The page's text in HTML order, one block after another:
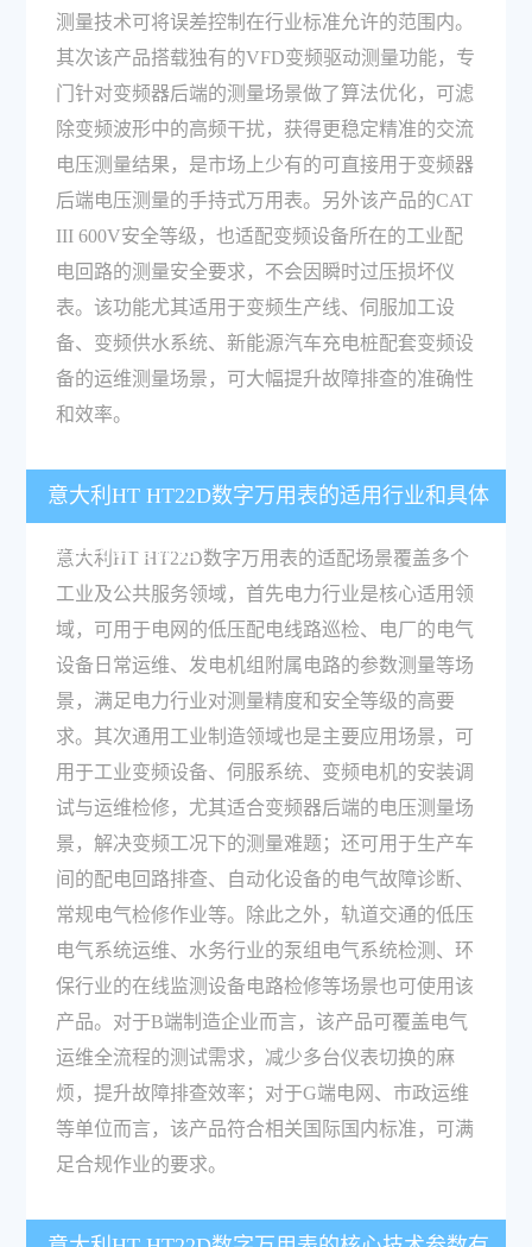
测量技术可将误差控制在行业标准允许的范围内。
其次该产品搭载独有的VFD变频驱动测量功能，专
门针对变频器后端的测量场景做了算法优化，可滤
除变频波形中的高频干扰，获得更稳定精准的交流
电压测量结果，是市场上少有的可直接用于变频器
后端电压测量的手持式万用表。另外该产品的CAT
III 600V安全等级，也适配变频设备所在的工业配
电回路的测量安全要求，不会因瞬时过压损坏仪
表。该功能尤其适用于变频生产线、伺服加工设
备、变频供水系统、新能源汽车充电桩配套变频设
备的运维测量场景，可大幅提升故障排查的准确性
和效率。
意大利HT HT22D数字万用表的适用行业和具体
应用场景有哪些？
意大利HT HT22D数字万用表的适配场景覆盖多个
工业及公共服务领域，首先电力行业是核心适用领
域，可用于电网的低压配电线路巡检、电厂的电气
设备日常运维、发电机组附属电路的参数测量等场
景，满足电力行业对测量精度和安全等级的高要
求。其次通用工业制造领域也是主要应用场景，可
用于工业变频设备、伺服系统、变频电机的安装调
试与运维检修，尤其适合变频器后端的电压测量场
景，解决变频工况下的测量难题；还可用于生产车
间的配电回路排查、自动化设备的电气故障诊断、
常规电气检修作业等。除此之外，轨道交通的低压
电气系统运维、水务行业的泵组电气系统检测、环
保行业的在线监测设备电路检修等场景也可使用该
产品。对于B端制造企业而言，该产品可覆盖电气
运维全流程的测试需求，减少多台仪表切换的麻
烦，提升故障排查效率；对于G端电网、市政运维
等单位而言，该产品符合相关国际国内标准，可满
足合规作业的要求。